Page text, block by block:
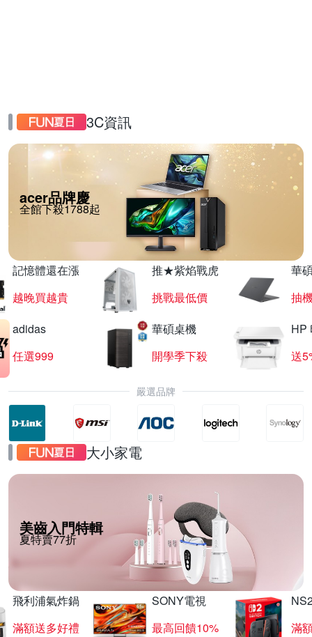
3C資訊
acer品牌慶
全館下殺1788起
記憶體還在漲
越晚買越貴
推★紫焰戰虎
挑戰最低價
華
抽
adidas
任選999
華碩桌機
開學季下殺
HP
送
嚴選品牌
大小家電
美齒入門特輯
夏特賣77折
飛利浦氣炸鍋
滿額送多好禮
SONY電視
最高回饋10%
滿